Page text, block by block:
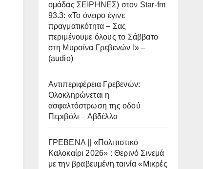
ομάδας ΣΕΙΡΗΝΕΣ) στον Star-fm
93.3: «Το όνειρο έγινε
πραγματικότητα – Σας
περιμένουμε όλους το Σάββατο
στη Μυρσίνα Γρεβενών !» –
(audio)
Αντιπεριφέρεια Γρεβενών:
Ολοκληρώνεται η
ασφαλτόστρωση της οδού
Περιβόλι – Αβδέλλα
ΓΡΕΒΕΝΑ || «Πολιτιστικό
Καλοκαίρι 2026» : Θερινό Σινεμά
με την βραβευμένη ταινία «Μικρές